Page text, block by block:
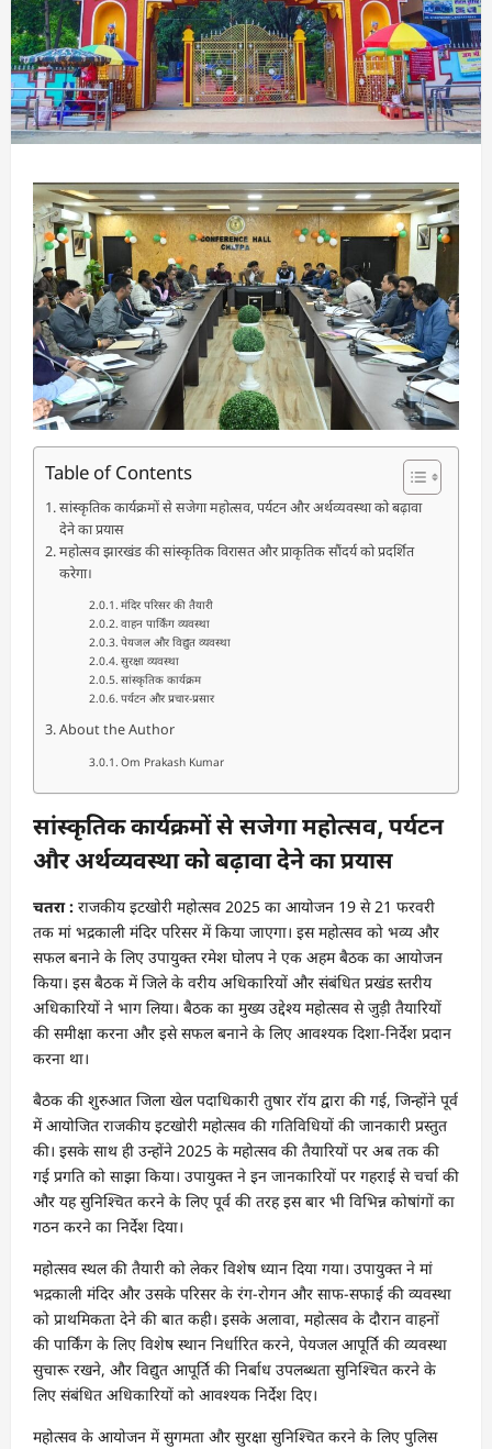
Table of Contents
सांस्कृतिक कार्यक्रमों से सजेगा महोत्सव, पर्यटन और अर्थव्यवस्था को बढ़ावा
देने का प्रयास
महोत्सव झारखंड की सांस्कृतिक विरासत और प्राकृतिक सौंदर्य को प्रदर्शित
करेगा।
मंदिर परिसर की तैयारी
वाहन पार्किंग व्यवस्था
पेयजल और विद्युत व्यवस्था
सुरक्षा व्यवस्था
सांस्कृतिक कार्यक्रम
पर्यटन और प्रचार-प्रसार
About the Author
Om Prakash Kumar
सांस्कृतिक कार्यक्रमों से सजेगा महोत्सव, पर्यटन
और अर्थव्यवस्था को बढ़ावा देने का प्रयास
चतरा : राजकीय इटखोरी महोत्सव 2025 का आयोजन 19 से 21 फरवरी
तक मां भद्रकाली मंदिर परिसर में किया जाएगा। इस महोत्सव को भव्य और
सफल बनाने के लिए उपायुक्त रमेश घोलप ने एक अहम बैठक का आयोजन
किया। इस बैठक में जिले के वरीय अधिकारियों और संबंधित प्रखंड स्तरीय
अधिकारियों ने भाग लिया। बैठक का मुख्य उद्देश्य महोत्सव से जुड़ी तैयारियों
की समीक्षा करना और इसे सफल बनाने के लिए आवश्यक दिशा-निर्देश प्रदान
करना था।
बैठक की शुरुआत जिला खेल पदाधिकारी तुषार रॉय द्वारा की गई, जिन्होंने पूर्व
में आयोजित राजकीय इटखोरी महोत्सव की गतिविधियों की जानकारी प्रस्तुत
की। इसके साथ ही उन्होंने 2025 के महोत्सव की तैयारियों पर अब तक की
गई प्रगति को साझा किया। उपायुक्त ने इन जानकारियों पर गहराई से चर्चा की
और यह सुनिश्चित करने के लिए पूर्व की तरह इस बार भी विभिन्न कोषांगों का
गठन करने का निर्देश दिया।
महोत्सव स्थल की तैयारी को लेकर विशेष ध्यान दिया गया। उपायुक्त ने मां
भद्रकाली मंदिर और उसके परिसर के रंग-रोगन और साफ-सफाई की व्यवस्था
को प्राथमिकता देने की बात कही। इसके अलावा, महोत्सव के दौरान वाहनों
की पार्किंग के लिए विशेष स्थान निर्धारित करने, पेयजल आपूर्ति की व्यवस्था
सुचारू रखने, और विद्युत आपूर्ति की निर्बाध उपलब्धता सुनिश्चित करने के
लिए संबंधित अधिकारियों को आवश्यक निर्देश दिए।
महोत्सव के आयोजन में सुगमता और सुरक्षा सुनिश्चित करने के लिए पुलिस